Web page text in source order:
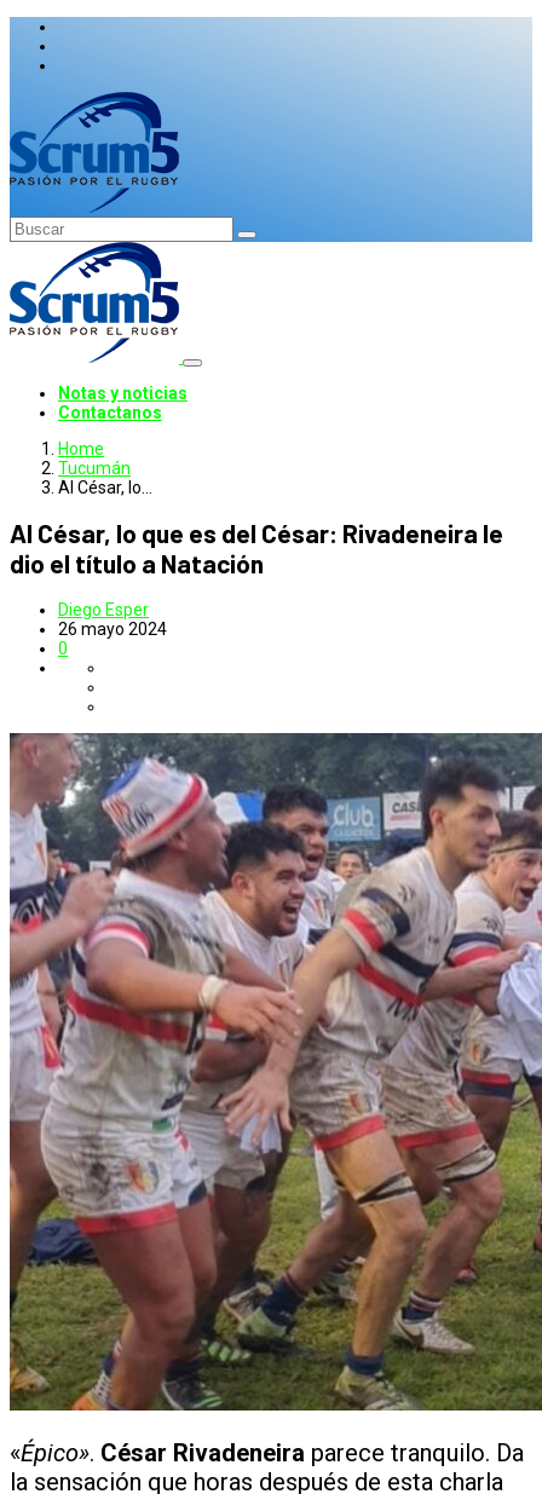
Notas y noticias
Contactanos
Home
Tucumán
Al César, lo…
Al César, lo que es del César: Rivadeneira le
dio el título a Natación
Diego Esper
26 mayo 2024
0
«Épico». César Rivadeneira parece tranquilo. Da
la sensación que horas después de esta charla